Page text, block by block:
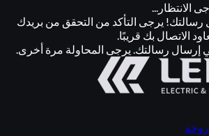
الانتظار...
رسالتك! يرجى التأكد من التحقق من بريدك
الاتصال بك قريبًا.
رسالتك. يرجى المحاولة مرة أخرى.